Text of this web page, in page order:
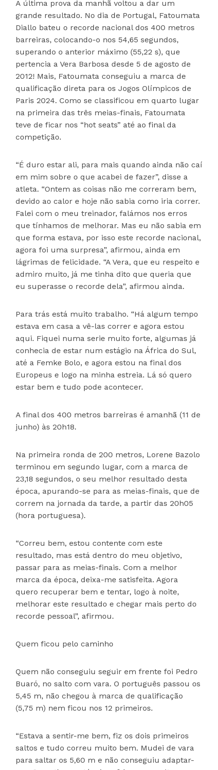
A última prova da manhã voltou a dar um
grande resultado. No dia de Portugal, Fatoumata
Diallo bateu o recorde nacional dos 400 metros
barreiras, colocando-o nos 54,65 segundos,
superando o anterior máximo (55,22 s), que
pertencia a Vera Barbosa desde 5 de agosto de
2012! Mais, Fatoumata conseguiu a marca de
qualificação direta para os Jogos Olímpicos de
Paris 2024. Como se classificou em quarto lugar
na primeira das três meias-finais, Fatoumata
teve de ficar nos “hot seats” até ao final da
competição.
“É duro estar ali, para mais quando ainda não caí
em mim sobre o que acabei de fazer”, disse a
atleta. “Ontem as coisas não me correram bem,
devido ao calor e hoje não sabia como iria correr.
Falei com o meu treinador, falámos nos erros
que tínhamos de melhorar. Mas eu não sabia em
que forma estava, por isso este recorde nacional,
agora foi uma surpresa”, afirmou, ainda em
lágrimas de felicidade. “A Vera, que eu respeito e
admiro muito, já me tinha dito que queria que
eu superasse o recorde dela”, afirmou ainda.
Para trás está muito trabalho. “Há algum tempo
estava em casa a vê-las correr e agora estou
aqui. Fiquei numa serie muito forte, algumas já
conhecia de estar num estágio na África do Sul,
até a Femke Bolo, e agora estou na final dos
Europeus e logo na minha estreia. Lá só quero
estar bem e tudo pode acontecer.
A final dos 400 metros barreiras é amanhã (11 de
junho) às 20h18.
Na primeira ronda de 200 metros, Lorene Bazolo
terminou em segundo lugar, com a marca de
23,18 segundos, o seu melhor resultado desta
época, apurando-se para as meias-finais, que de
correm na jornada da tarde, a partir das 20h05
(hora portuguesa).
“Correu bem, estou contente com este
resultado, mas está dentro do meu objetivo,
passar para as meias-finais. Com a melhor
marca da época, deixa-me satisfeita. Agora
quero recuperar bem e tentar, logo à noite,
melhorar este resultado e chegar mais perto do
recorde pessoal”, afirmou.
Quem ficou pelo caminho
Quem não conseguiu seguir em frente foi Pedro
Buaró, no salto com vara. O português passou os
5,45 m, não chegou à marca de qualificação
(5,75 m) nem ficou nos 12 primeiros.
“Estava a sentir-me bem, fiz os dois primeiros
saltos e tudo correu muito bem. Mudei de vara
para saltar os 5,60 m e não conseguiu adaptar-